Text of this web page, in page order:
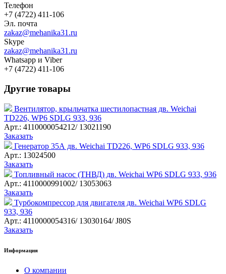
Телефон
+7 (4722) 411-106
Эл. почта
zakaz@mehanika31.ru
Skype
zakaz@mehanika31.ru
Whatsapp и Viber
+7 (4722) 411-106
Другие товары
Вентилятор, крыльчатка шестилопастная дв. Weichai
TD226, WP6 SDLG 933, 936
Арт.: 4110000054212/ 13021190
Заказать
Генератор 35А дв. Weichai TD226, WP6 SDLG 933, 936
Арт.: 13024500
Заказать
Топливный насос (ТНВД) дв. Weichai WP6 SDLG 933, 936
Арт.: 4110000991002/ 13053063
Заказать
Турбокомпрессор для двигателя дв. Weichai WP6 SDLG
933, 936
Арт.: 4110000054316/ 13030164/ J80S
Заказать
Информация
О компании